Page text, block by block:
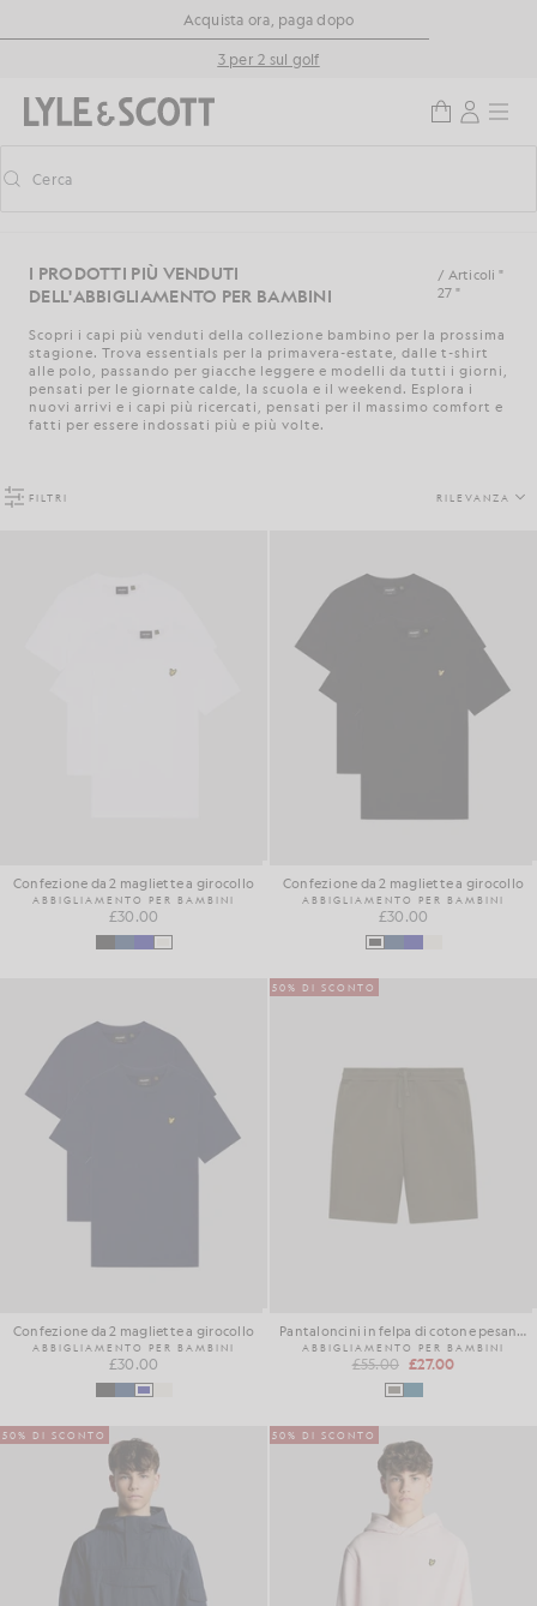
Vai al contenuto principale
Informazioni sull'accessibilitàAcquista ora, paga dopo
3 per 2 sul golf
Attiva/disattiva la ricerca predittiva
Cerca
I PRODOTTI PIÙ VENDUTI
DELL'ABBIGLIAMENTO PER BAMBINI
/ Articoli "
27 "
Scopri i capi più venduti della collezione bambino per la prossima
stagione. Trova essentials per la primavera-estate, dalle t-shirt
alle polo, passando per giacche leggere e modelli da tutti i giorni,
pensati per le giornate calde, la scuola e il weekend. Esplora i
nuovi arrivi e i capi più ricercati, pensati per il massimo comfort e
fatti per essere indossati più e più volte.
FILTRI RILEVANZA
Confezione da 2 magliette a girocollo
ABBIGLIAMENTO PER BAMBINI
£30.00
Confezione da 2 magliette a girocollo
ABBIGLIAMENTO PER BAMBINI
£30.00
Confezione da 2 magliette a girocollo
ABBIGLIAMENTO PER BAMBINI
£30.00
50% DI SCONTO
Pantaloncini in felpa di cotone pesante
ABBIGLIAMENTO PER BAMBINI
£55.00 £27.00
50% DI SCONTO 50% DI SCONTO